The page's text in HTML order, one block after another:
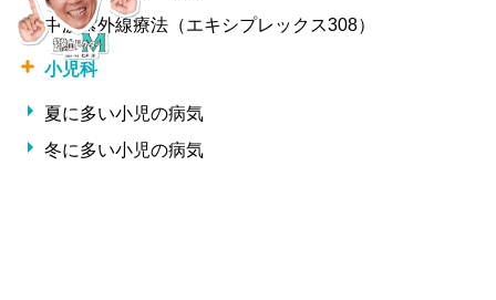
中波紫外線療法（エキシプレックス308）
小児科
夏に多い小児の病気
冬に多い小児の病気